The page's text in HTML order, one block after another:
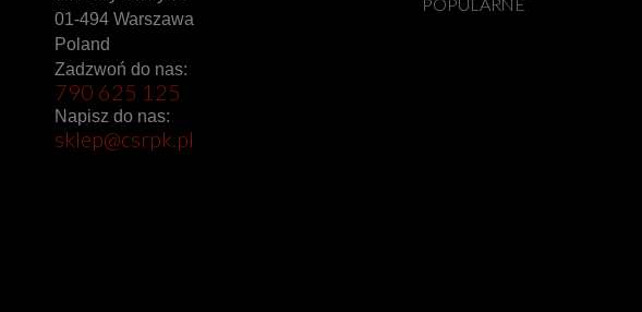
01-494 Warszawa
Poland
Zadzwoń do nas:
790 625 125
Napisz do nas:
sklep@csrpk.pl